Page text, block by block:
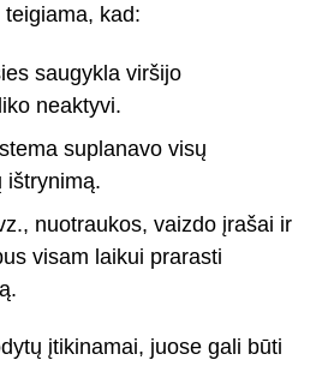
kad:
saugykla viršijo
neaktyvi.
suplanavo visų
ištrynimą.
nuotraukos, vaizdo įrašai ir
visam laikui prarasti
įtikinamai, juose gali būti